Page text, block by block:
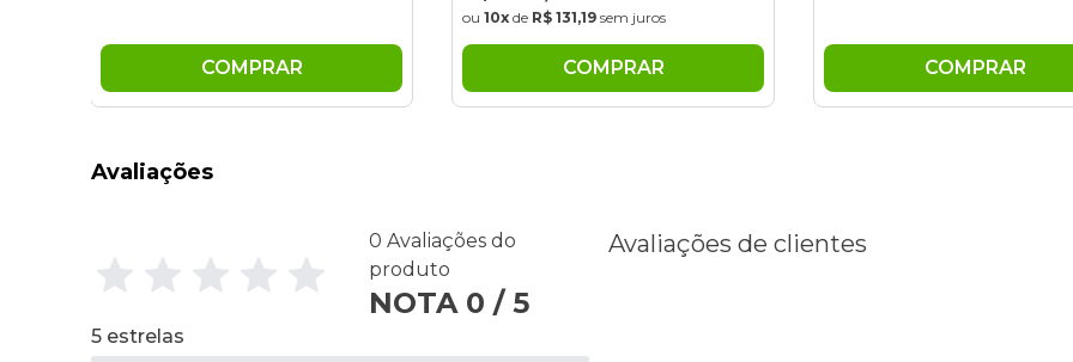
COMPRAR COMPRAR COMPRAR
Avaliações
0 Avaliações do
produto
NOTA 0 / 5
5 estrelas
Avaliações de clientes